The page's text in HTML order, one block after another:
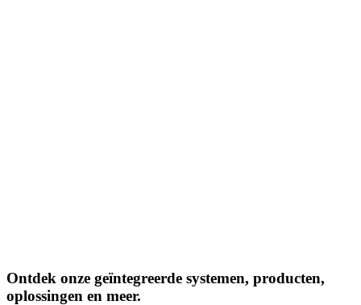
Ontdek onze geïntegreerde systemen, producten,
oplossingen en meer.